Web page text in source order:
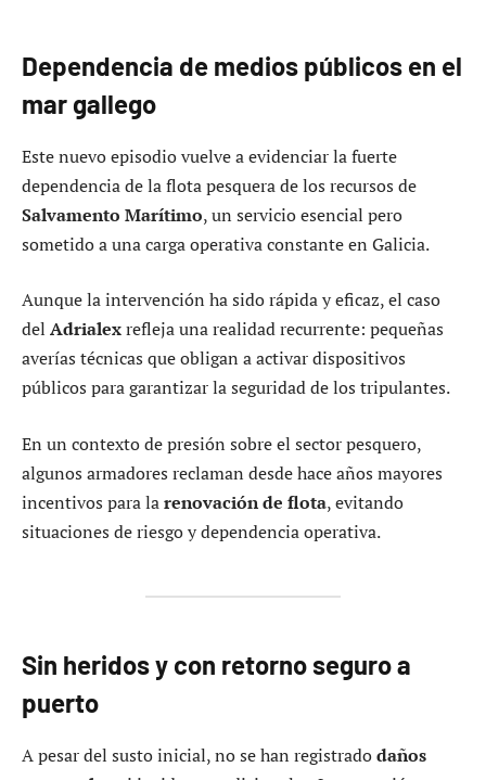
Dependencia de medios públicos en el
mar gallego
Este nuevo episodio vuelve a evidenciar la fuerte
dependencia de la flota pesquera de los recursos de
Salvamento Marítimo, un servicio esencial pero
sometido a una carga operativa constante en Galicia.
Aunque la intervención ha sido rápida y eficaz, el caso
del Adrialexrefleja una realidad recurrente: pequeñas
averías técnicas que obligan a activar dispositivos
públicos para garantizar la seguridad de los tripulantes.
En un contexto de presión sobre el sector pesquero,
algunos armadores reclaman desde hace años mayores
incentivos para larenovación de flota, evitando
situaciones de riesgo y dependencia operativa.
Sin heridos y con retorno seguro a
puerto
A pesar del susto inicial, no se han registradodaños